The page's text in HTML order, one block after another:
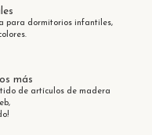
para dormitorios infantiles,
más
de artículos de madera